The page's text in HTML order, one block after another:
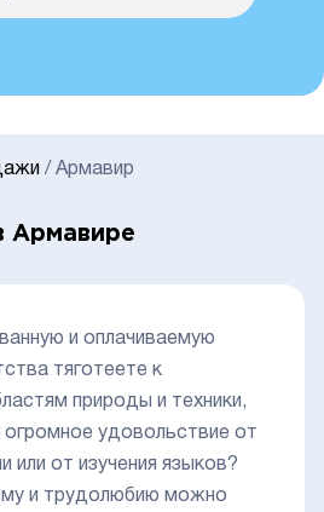
/ Армавир
Армавире
и оплачиваемую
тяготеете к
природы и техники,
огромное удовольствие от
или от изучения языков?
и трудолюбию можно